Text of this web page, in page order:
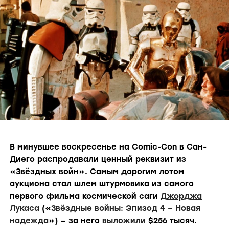
В минувшее воскресенье на Comic-Con в Сан-
Диего распродавали ценный реквизит из
«Звёздных войн». Самым дорогим лотом
аукциона стал шлем штурмовика из самого
первого фильма космической саги Джорджа
Лукаса («Звёздные войны: Эпизод 4 – Новая
надежда») — за него выложили $256 тысяч.